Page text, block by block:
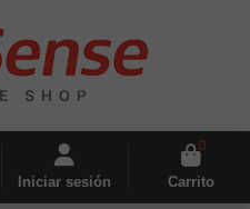
Iniciar sesión
0
Carrito